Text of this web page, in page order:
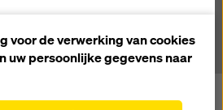
Dat kan wanneer
(functionele en statistische
van een soepel
voor de verwerking van cookies
uw persoonlijke gegevens naar